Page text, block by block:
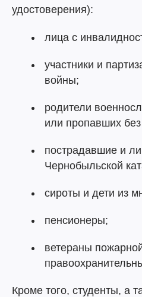
удостоверения):
лица с
участники и
войны;
родители
или пропавших без
пострадавшие и
Чернобыльской
сироты и дети из
пенсионеры;
ветераны
Кроме того, студенты, а